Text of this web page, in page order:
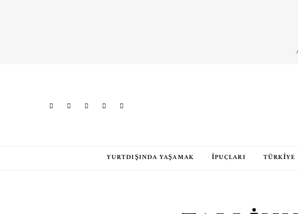
YURTDIŞINDA YAŞAMAK İPUÇLARI TÜRKIYE